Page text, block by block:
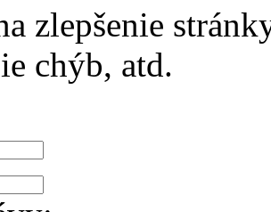
zlepšenie
chýb, atd.